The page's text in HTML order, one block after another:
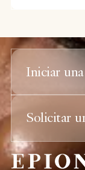
Iniciar
Solicitar